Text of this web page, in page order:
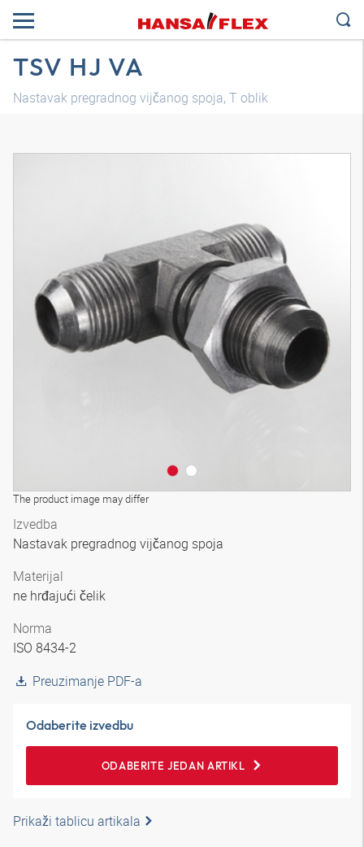
TSV HJ VA
Nastavak pregradnog vijčanog spoja, T oblik
The product image may differ
Izvedba
Nastavak pregradnog vijčanog spoja
Materijal
ne hrđajući čelik
Norma
ISO 8434-2
Preuzimanje PDF-a
Odaberite izvedbu
ODABERITE JEDAN ARTIKL
Prikaži tablicu artikala